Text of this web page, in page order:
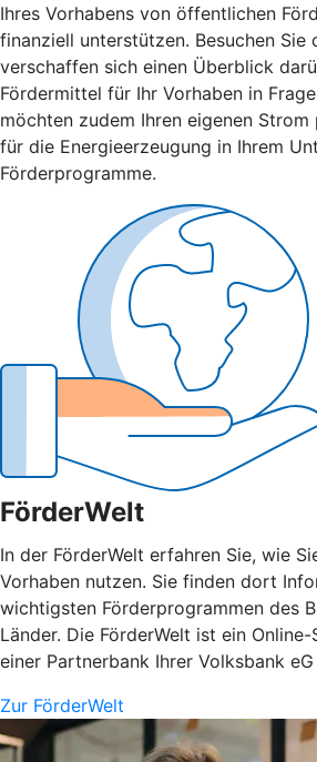
Ihres Vorhabens von öffentlichen
finanziell unterstützen. Besuchen Sie
verschaffen sich einen Überblick
Fördermittel für Ihr Vorhaben in
möchten zudem Ihren eigenen Strom
für die Energieerzeugung in Ihrem
Förderprogramme.
FörderWelt
In der FörderWelt erfahren Sie, wie
Vorhaben nutzen. Sie finden dort
wichtigsten Förderprogrammen des
Länder. Die FörderWelt ist ein
einer Partnerbank Ihrer Volksbank
Zur FörderWelt